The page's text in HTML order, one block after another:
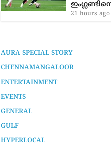
സെമിയിലെ
21 hours ago
AURA SPECIAL STORY
CHENNAMANGALOOR
ENTERTAINMENT
EVENTS